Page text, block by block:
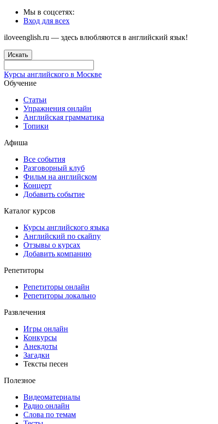
Мы в соцсетях:
Вход для всех
iloveenglish.ru — здесь влюбляются в английский язык!
Искать
Курсы английского в Москве
Обучение
Статьи
Упражнения онлайн
Английская грамматика
Топики
Афиша
Все события
Разговорный клуб
Фильм на английском
Концерт
Добавить событие
Каталог курсов
Курсы английского языка
Английский по скайпу
Отзывы о курсах
Добавить компанию
Репетиторы
Репетиторы онлайн
Репетиторы локально
Развлечения
Игры онлайн
Конкурсы
Анекдоты
Загадки
Тексты песен
Полезное
Видеоматериалы
Радио онлайн
Слова по темам